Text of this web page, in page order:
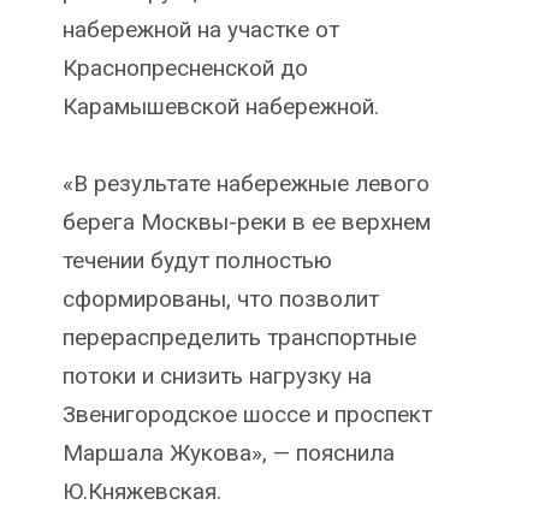
набережной на участке от
Краснопресненской до
Карамышевской набережной.
«В результате набережные левого
берега Москвы-реки в ее верхнем
течении будут полностью
сформированы, что позволит
перераспределить транспортные
потоки и снизить нагрузку на
Звенигородское шоссе и проспект
Маршала Жукова», — пояснила
Ю.Княжевская.